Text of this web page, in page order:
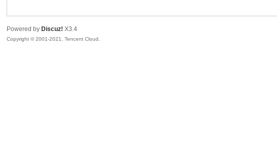
uz!
Powered by Discuz! X3.4
Copyright © 2001-2021, Tencent Cloud.